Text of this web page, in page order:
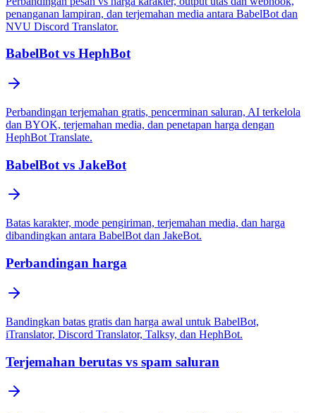
penanganan lampiran, dan terjemahan media antara BabelBot dan
NVU Discord Translator.
BabelBot vs HephBot
Perbandingan terjemahan gratis, pencerminan saluran, AI terkelola
dan BYOK, terjemahan media, dan penetapan harga dengan
HephBot Translate.
BabelBot vs JakeBot
Batas karakter, mode pengiriman, terjemahan media, dan harga
dibandingkan antara BabelBot dan JakeBot.
Perbandingan harga
Bandingkan batas gratis dan harga awal untuk BabelBot,
iTranslator, Discord Translator, Talksy, dan HephBot.
Terjemahan berutas vs spam saluran